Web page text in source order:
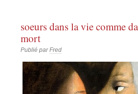
soeurs dans la vie comme
mort
Publié parFred